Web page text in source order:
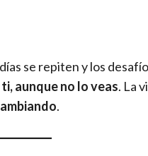
se repiten y los
aunque no lo veas. La
.